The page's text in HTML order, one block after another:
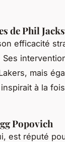
de Phil
efficacité
mais
à la
Popovich
est réputé